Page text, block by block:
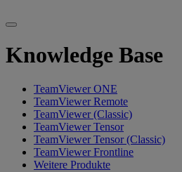
Knowledge Base
TeamViewer ONE
TeamViewer Remote
TeamViewer (Classic)
TeamViewer Tensor
TeamViewer Tensor (Classic)
TeamViewer Frontline
Weitere Produkte